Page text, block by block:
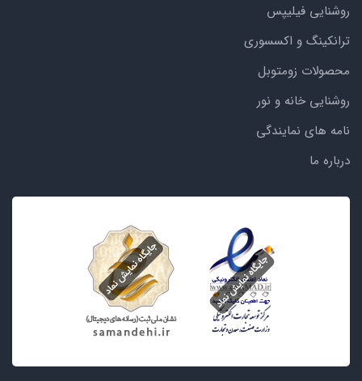
روشنایی فیلیپس
ترانکینگ و اکسسوری
محصولات زومتوبل
روشنایی خانه و نور
نامه های نمایندگی
درباره ما